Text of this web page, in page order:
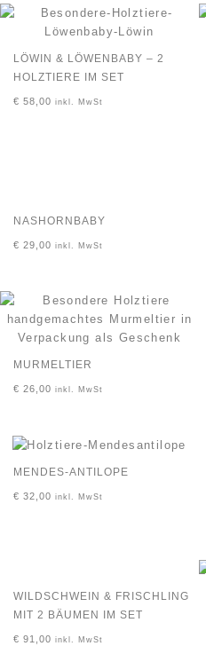
LÖWIN & LÖWENBABY – 2
HOLZTIERE IM SET
€ 58,00 inkl. MwSt
NASHORNBABY
€ 29,00 inkl. MwSt
MURMELTIER
€ 26,00 inkl. MwSt
MENDES-ANTILOPE
€ 32,00 inkl. MwSt
WILDSCHWEIN & FRISCHLING
MIT 2 BÄUMEN IM SET
€ 91,00 inkl. MwSt